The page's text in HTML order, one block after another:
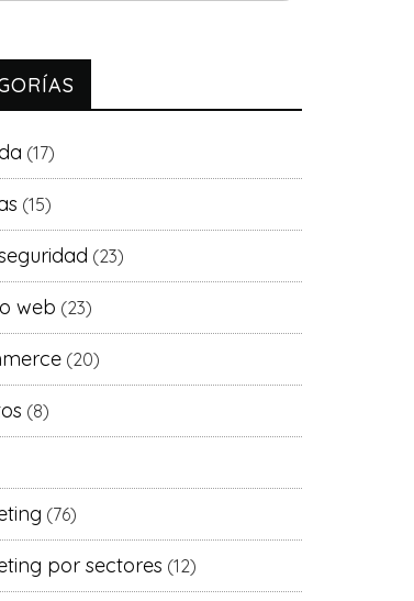
(17)
(15)
(23)
web (23)
(20)
(8)
(76)
por sectores (12)